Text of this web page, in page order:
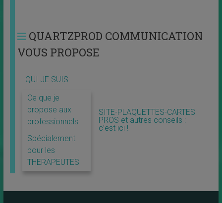
QUARTZPROD COMMUNICATION
VOUS PROPOSE
QUI JE SUIS
Ce que je
propose aux
professionnels
Spécialement
pour les
THERAPEUTES
SITE-PLAQUETTES-CARTES
PROS et autres conseils :
c’est ici !